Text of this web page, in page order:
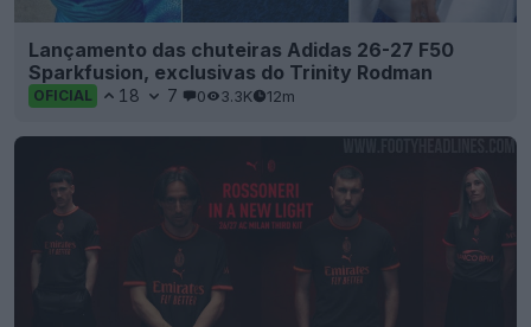
Lançamento das chuteiras Adidas 26-27 F50
Sparkfusion, exclusivas do Trinity Rodman
OFICIAL 18 7 0 3.3K 12m